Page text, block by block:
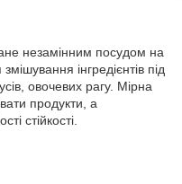
незамінним посудом на
інгредієнтів під
овочевих рагу. Мірна
продукти, а
стійкості.